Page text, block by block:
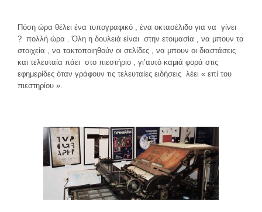
Πόση ώρα θέλει ένα τυπογραφικό , ένα οκτασέλιδο για να γίνει
? πολλή ώρα . Όλη η δουλειά είναι στην ετοιμασία , να μπουν τα
στοιχεία , να τακτοποιηθούν οι σελίδες , να μπουν οι διαστάσεις
και τελευταία πάει στο πιεστήριο , γι’αυτό καμιά φορά στις
εφημερίδες όταν γράφουν τις τελευταίες ειδήσεις λέει « επί του
πιεστηρίου ».